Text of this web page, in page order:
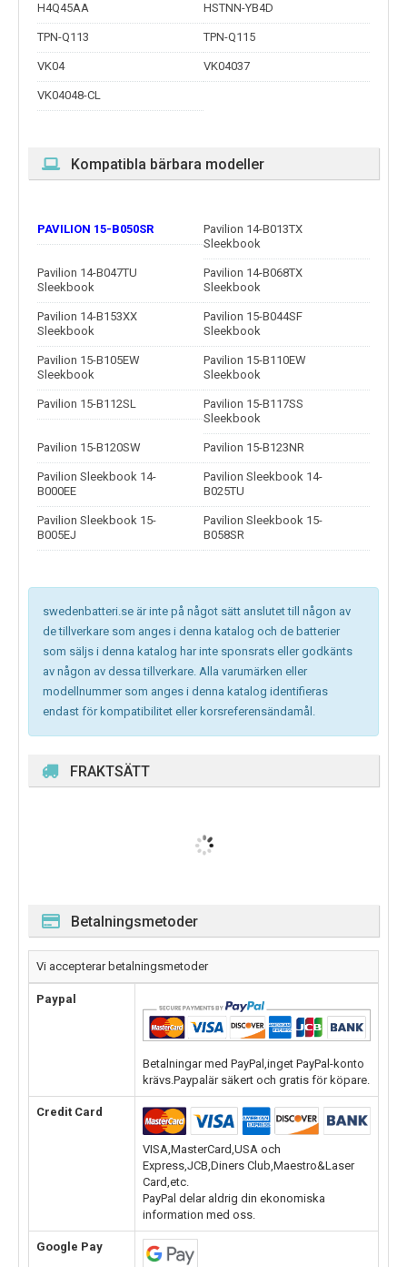
H4Q45AA HSTNN-YB4D
TPN-Q113 TPN-Q115
VK04 VK04037
VK04048-CL
Kompatibla bärbara modeller
PAVILION 15-B050SR
Pavilion 14-B013TX
Sleekbook
Pavilion 14-B047TU
Sleekbook
Pavilion 14-B068TX
Sleekbook
Pavilion 14-B153XX
Sleekbook
Pavilion 15-B044SF
Sleekbook
Pavilion 15-B105EW
Sleekbook
Pavilion 15-B110EW
Sleekbook
Pavilion 15-B112SL
Pavilion 15-B117SS
Sleekbook
Pavilion 15-B120SW Pavilion 15-B123NR
Pavilion Sleekbook 14-
B000EE
Pavilion Sleekbook 14-
B025TU
Pavilion Sleekbook 15-
B005EJ
Pavilion Sleekbook 15-
B058SR
swedenbatteri.se är inte på något sätt anslutet till någon av
de tillverkare som anges i denna katalog och de batterier
som säljs i denna katalog har inte sponsrats eller godkänts
av någon av dessa tillverkare. Alla varumärken eller
modellnummer som anges i denna katalog identifieras
endast för kompatibilitet eller korsreferensändamål.
FRAKTSÄTT
Betalningsmetoder
Vi accepterar betalningsmetoder
Paypal
Betalningar med PayPal,inget PayPal-konto
krävs.Paypalär säkert och gratis för köpare.
Credit Card
VISA,MasterCard,USA och
Express,JCB,Diners Club,Maestro&Laser
Card,etc.
PayPal delar aldrig din ekonomiska
information med oss.
Google Pay